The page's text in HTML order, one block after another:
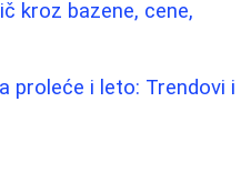
kroz bazene, cene,
proleće i leto: Trendovi i